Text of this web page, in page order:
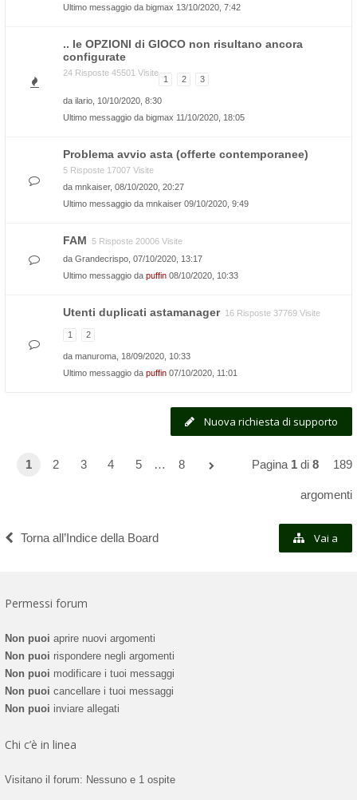
Ultimo messaggio da bigmax 13/10/2020, 7:42
.. le OPZIONI di GIOCO non risultano ancora
configurate
24 Risposte 45501 Visite
1 2 3
da ilario , 10/10/2020, 8:30
Ultimo messaggio da bigmax 11/10/2020, 18:05
Problema avvio asta (offerte contemporanee)
5 Risposte 17007 Visite
da mnkaiser, 08/10/2020, 20:27
Ultimo messaggio da mnkaiser 09/10/2020, 9:49
FAM 5 Risposte 20006 Visite
da Grandecrispo , 07/10/2020, 13:17
Ultimo messaggio da puffin 08/10/2020, 10:33
Utenti duplicati astamanager 16 Risposte 37769 Visite
1 2
da manuroma , 18/09/2020, 10:33
Ultimo messaggio da puffin 07/10/2020, 11:01
Nuova richiesta di supporto
1 2 3 4 5 … 8 Pagina 1 di 8 189
argomenti
Torna all’Indice della Board Vai a
Permessi forum
Non puoi aprire nuovi argomenti
Non puoi rispondere negli argomenti
Non puoi modificare i tuoi messaggi
Non puoi cancellare i tuoi messaggi
Non puoi inviare allegati
Chi c’è in linea
Visitano il forum: Nessuno e 1 ospite